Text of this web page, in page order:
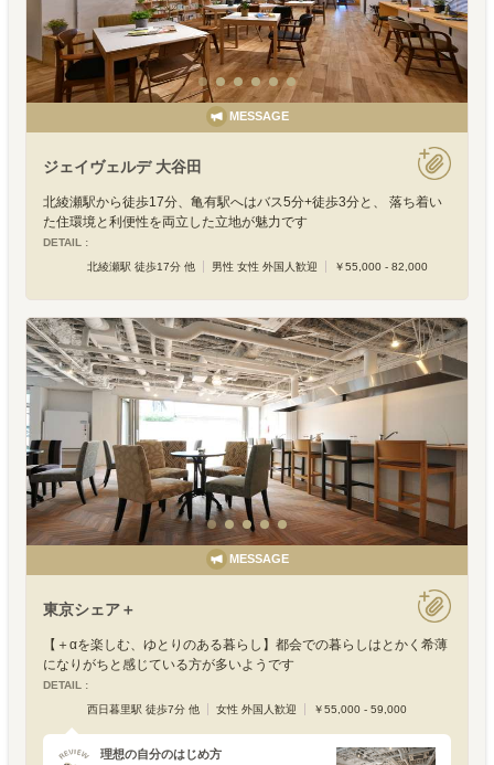
MESSAGE
ジェイヴェルデ 大谷田
北綾瀬駅から徒歩17分、亀有駅へはバス5分+徒歩3分と、 落ち着い
た住環境と利便性を両立した立地が魅力です
DETAIL :
北綾瀬駅 徒歩17分 他
男性 女性 外国人歓迎 ￥55,000 - 82,000
MESSAGE
東京シェア＋
【＋αを楽しむ、ゆとりのある暮らし】都会での暮らしはとかく希薄
になりがちと感じている方が多いようです
DETAIL :
西日暮里駅 徒歩7分 他
女性 外国人歓迎 ￥55,000 - 59,000
理想の自分のはじめ方